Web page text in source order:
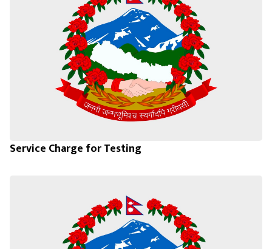
Service Charge for Testing